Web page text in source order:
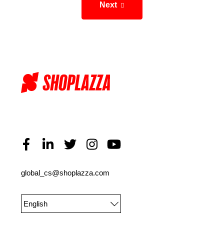
Next
global_cs@shoplazza.com
English